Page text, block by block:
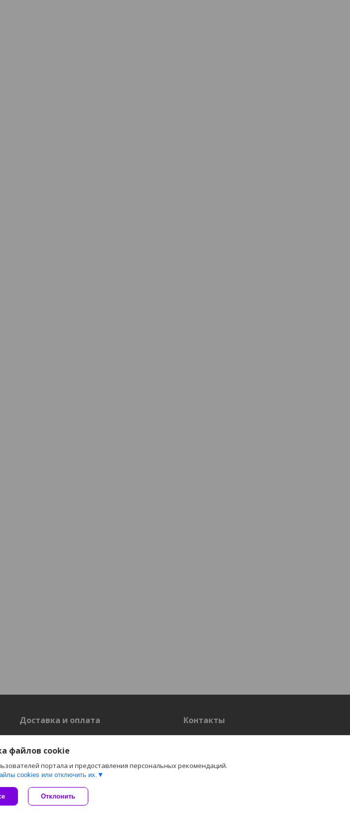
Доставка и оплата
Доставка
Контакты
Контакты
платформе Deal.by
файлов cookies
файлов cookie
портала и предоставления персональных рекомендаций.
cookies или отключить их.
Отклонить
|
Пожаловаться на контент